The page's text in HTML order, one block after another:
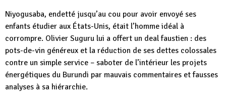
Niyogusaba, endetté jusqu’au cou pour avoir envoyé ses
enfants étudier aux États-Unis, était l’homme idéal à
corrompre. Olivier Suguru lui a offert un deal faustien : des
pots-de-vin généreux et la réduction de ses dettes colossales
contre un simple service – saboter de l’intérieur les projets
énergétiques du Burundi par mauvais commentaires et fausses
analyses à sa hiérarchie.